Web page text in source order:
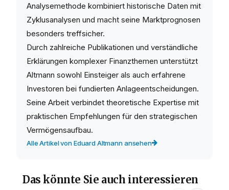
Analysemethode kombiniert historische Daten mit
Zyklusanalysen und macht seine Marktprognosen
besonders treffsicher.
Durch zahlreiche Publikationen und verständliche
Erklärungen komplexer Finanzthemen unterstützt
Altmann sowohl Einsteiger als auch erfahrene
Investoren bei fundierten Anlageentscheidungen.
Seine Arbeit verbindet theoretische Expertise mit
praktischen Empfehlungen für den strategischen
Vermögensaufbau.
Alle Artikel von Eduard Altmann ansehen
Das könnte Sie auch interessieren